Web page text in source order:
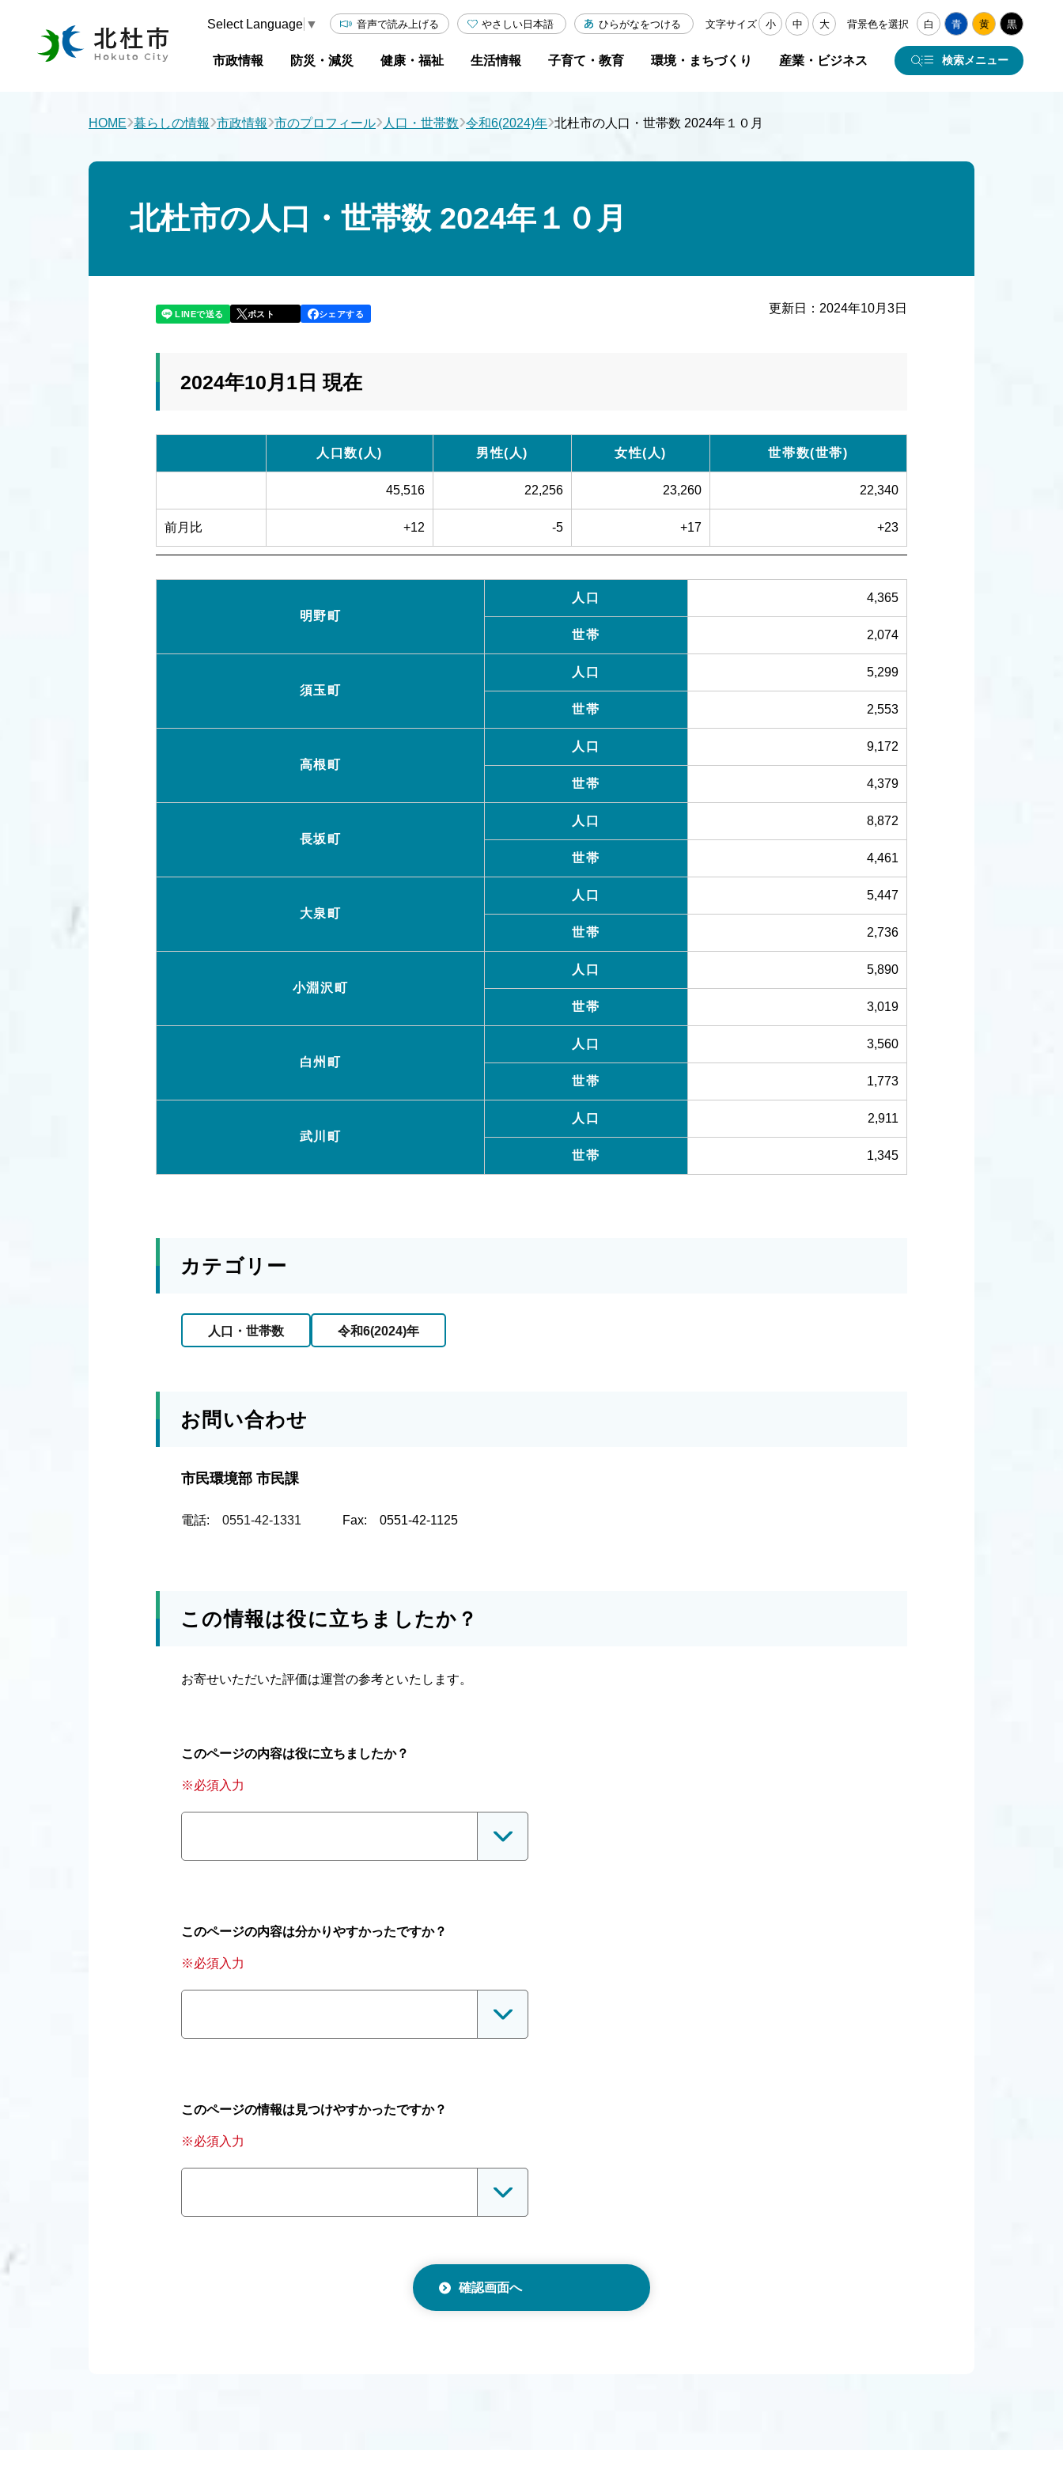
Select Language ▼ 音声で読み上げる やさしい日本語 ひらがなをつける 文字サイズ 小 中 大 背景色を選択 白 青 黄 黒
市政情報 防災・減災 健康・福祉 生活情報 子育て・教育 環境・まちづくり 産業・ビジネス 検索メニュー
HOME›暮らしの情報›市政情報›市のプロフィール› 人口・世帯数›令和6(2024)年›北杜市の人口・世帯数 2024年１０月
北杜市の人口・世帯数 2024年１０月
LINEで送る ポスト シェアする 更新日： 2024年10月3日
2024年10月1日 現在
人口数(人) 男性(人) 女性(人) 世帯数(世帯)
45,516 22,256 23,260 22,340
前月比 +12 -5 +17 +23
明野町
人口 4,365
世帯 2,074
須玉町
人口 5,299
世帯 2,553
高根町
人口 9,172
世帯 4,379
長坂町
人口 8,872
世帯 4,461
大泉町
人口 5,447
世帯 2,736
小淵沢町
人口 5,890
世帯 3,019
白州町
人口 3,560
世帯 1,773
武川町
人口 2,911
世帯 1,345
カテゴリー
人口・世帯数 令和6(2024)年
お問い合わせ
市民環境部 市民課
電話: 0551-42-1331 Fax: 0551-42-1125
この情報は役に立ちましたか？
お寄せいただいた評価は運営の参考といたします。
このページの内容は役に立ちましたか？
※必須入力
このページの内容は分かりやすかったですか？
※必須入力
このページの情報は見つけやすかったですか？
※必須入力